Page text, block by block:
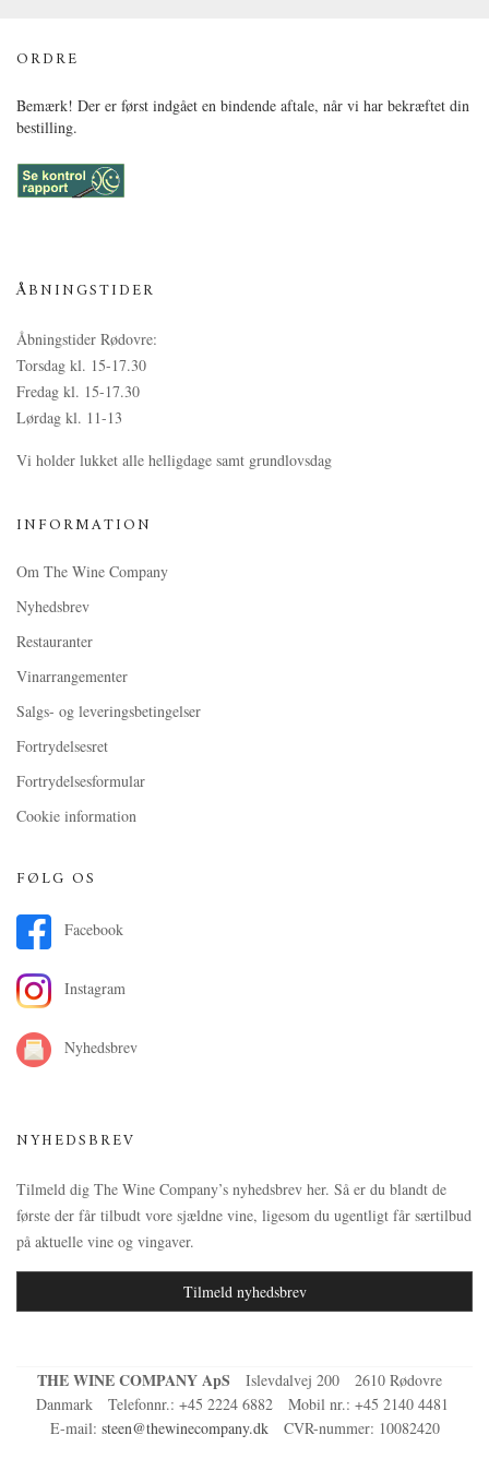
ORDRE
Bemærk! Der er først indgået en bindende aftale, når vi har bekræftet din
bestilling.
ÅBNINGSTIDER
Åbningstider Rødovre:
Torsdag kl. 15-17.30
Fredag kl. 15-17.30
Lørdag kl. 11-13
Vi holder lukket alle helligdage samt grundlovsdag
INFORMATION
Om The Wine Company
Nyhedsbrev
Restauranter
Vinarrangementer
Salgs- og leveringsbetingelser
Fortrydelsesret
Fortrydelsesformular
Cookie information
FØLG OS
Facebook
Instagram
Nyhedsbrev
NYHEDSBREV
Tilmeld dig The Wine Company’s nyhedsbrev her. Så er du blandt de
første der får tilbudt vore sjældne vine, ligesom du ugentligt får særtilbud
på aktuelle vine og vingaver.
Tilmeld nyhedsbrev
THE WINE COMPANY ApS Islevdalvej 200
2610 Rødovre
Danmark
Telefonnr.: +45 2224 6882 Mobil nr.: +45 2140 4481
E-mail: steen@thewinecompany.dk CVR-nummer: 10082420